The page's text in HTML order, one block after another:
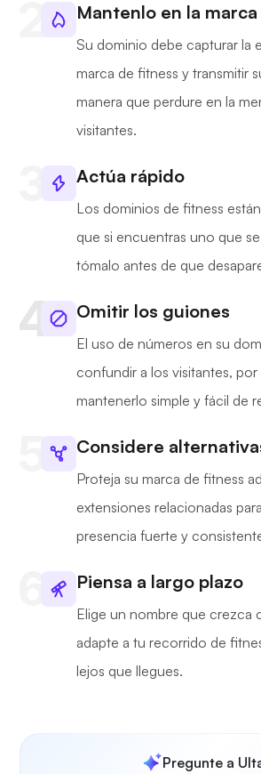
Mantenlo en la marca
Su dominio debe capturar la
marca de fitness y transmitir
manera que perdure en la
visitantes.
Actúa rápido
Los dominios de fitness
que si encuentras uno que
tómalo antes de que
Omitir los guiones
El uso de números en su
confundir a los visitantes,
mantenerlo simple y fácil de
Considere
Proteja su marca de fitness
extensiones relacionadas
presencia fuerte y
Piensa a largo plazo
Elige un nombre que crezca
adapte a tu recorrido de
lejos que llegues.
Pregunte a